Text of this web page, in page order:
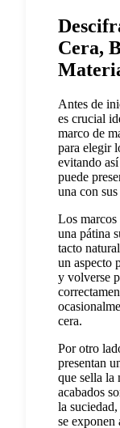
Cera,
Antes de
es crucial
marco de
para elegir
evitando
puede
una con
Los marcos
una pátina
tacto
un aspecto
y volverse
cera.
Por otro
presentan
que sella la
acabados
la
se exponen